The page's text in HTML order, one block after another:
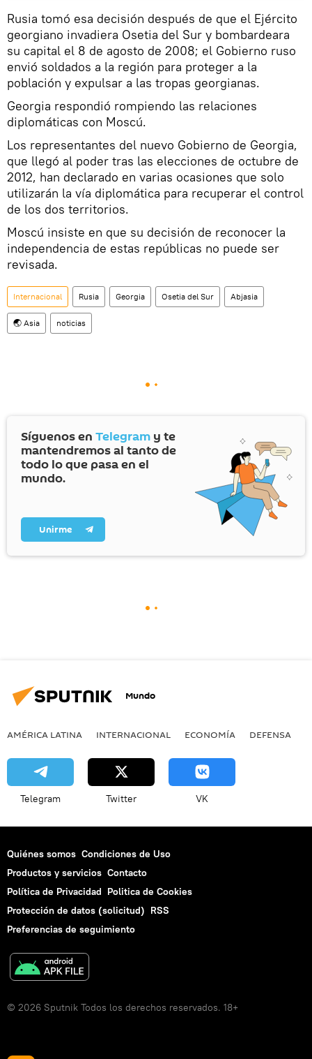
Rusia tomó esa decisión después de que el Ejército
georgiano invadiera Osetia del Sur y bombardeara
su capital el 8 de agosto de 2008; el Gobierno ruso
envió soldados a la región para proteger a la
población y expulsar a las tropas georgianas.
Georgia respondió rompiendo las relaciones
diplomáticas con Moscú.
Los representantes del nuevo Gobierno de Georgia,
que llegó al poder tras las elecciones de octubre de
2012, han declarado en varias ocasiones que solo
utilizarán la vía diplomática para recuperar el control
de los dos territorios.
Moscú insiste en que su decisión de reconocer la
independencia de estas repúblicas no puede ser
revisada.
Internacional Rusia Georgia Osetia del Sur Abjasia
🌏 Asia noticias
Síguenos en Telegram y te
mantendremos al tanto de
todo lo que pasa en el
mundo.
Unirme
Mundo
AMÉRICA LATINA INTERNACIONAL ECONOMÍA DEFENSA
Telegram Twitter VK
Quiénes somos Condiciones de Uso
Productos y servicios Contacto
Política de Privacidad Politica de Cookies
Protección de datos (solicitud) RSS
Preferencias de seguimiento
© 2026 Sputnik Todos los derechos reservados. 18+